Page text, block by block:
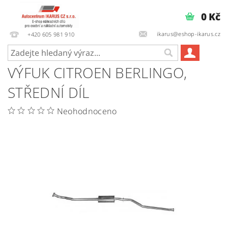
+420 605 981 910 ikarus@eshop-ikarus.cz
0 Kč
VÝFUK CITROEN BERLINGO,
STŘEDNÍ DÍL
Neohodnoceno